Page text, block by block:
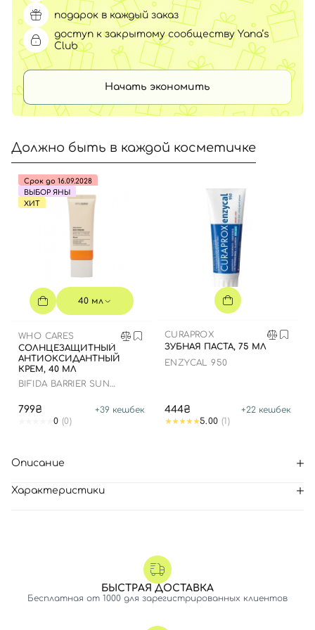
подарок в каждый заказ
доступ к закрытому сообществу Yana’s
Club
Начать экономить
Должно быть в каждой косметичке
Срок до 16.09.2028
ВЫБОР ЯНЫ
ХИТ
40 мл
WHO CARES
СОЛНЦЕЗАЩИТНЫЙ
АНТИОКСИДАНТНЫЙ
КРЕМ, 40 МЛ
BIFIDA BARRIER SUN
799₴ +39 кешбек
0 (0)
CURAPROX
ЗУБНАЯ ПАСТА, 75 МЛ
ENZYCAL 950
444₴ +22 кешбек
5.00 (1)
Описание
Характеристики
БЫСТРАЯ ДОСТАВКА
Бесплатная от 1000 для зарегистрированных клиентов